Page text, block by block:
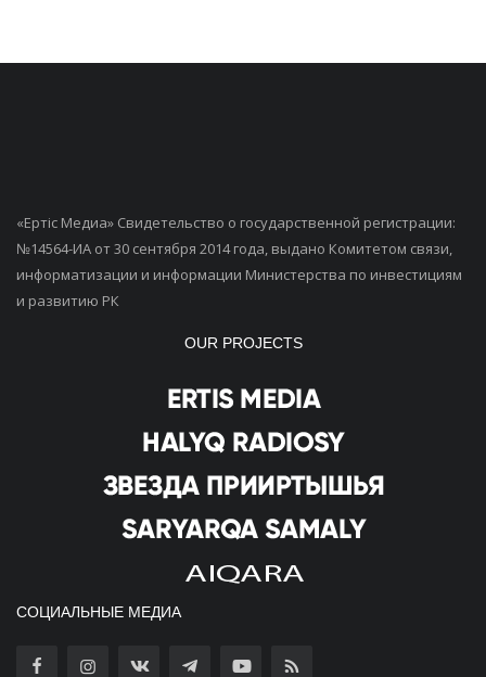
«Ертiс Медиа» Свидетельство о государственной регистрации:
№14564-ИА от 30 сентября 2014 года, выдано Комитетом связи,
информатизации и информации Министерства по инвестициям
и развитию РК
OUR PROJECTS
СОЦИАЛЬНЫЕ МЕДИА